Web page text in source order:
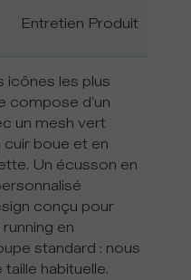
Entretien Produit
icônes les plus
compose d'un
un mesh vert
boue et en
Un écusson en
conçu pour
en
standard : nous
habituelle.